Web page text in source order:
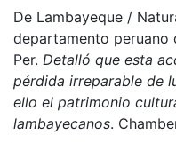
De Lambayeque /
departamento peruano
Per. Detalló que esta
pérdida irreparable de
ello el patrimonio
lambayecanos.